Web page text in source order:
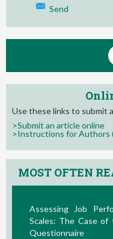
Send
Use these links to submit
>Submit an article online
>Instructions for Authors
MOST OFTEN
Job
The Case of the